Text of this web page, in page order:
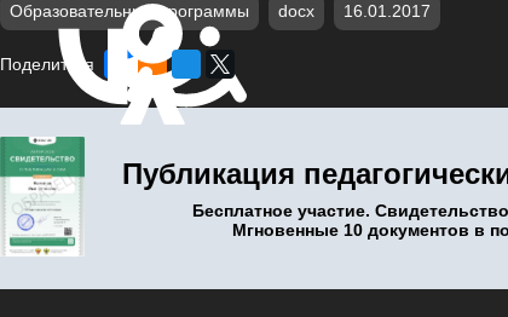
Образовательные программы docx 16.01.2017
Поделиться
Публикация
Бесплатное участие.
Мгновенные 10 документов в